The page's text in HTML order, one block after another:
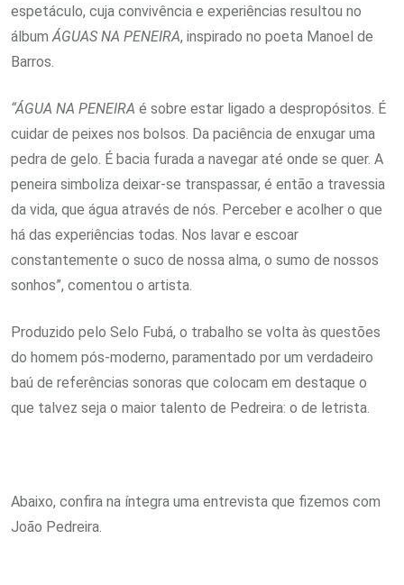
espetáculo, cuja convivência e experiências resultou no
álbum ÁGUAS NA PENEIRA, inspirado no poeta Manoel de
Barros.
“ÁGUA NA PENEIRA é sobre estar ligado a despropósitos. É
cuidar de peixes nos bolsos. Da paciência de enxugar uma
pedra de gelo. É bacia furada a navegar até onde se quer. A
peneira simboliza deixar-se transpassar, é então a travessia
da vida, que água através de nós. Perceber e acolher o que
há das experiências todas. Nos lavar e escoar
constantemente o suco de nossa alma, o sumo de nossos
sonhos”, comentou o artista.
Produzido pelo Selo Fubá, o trabalho se volta às questões
do homem pós-moderno, paramentado por um verdadeiro
baú de referências sonoras que colocam em destaque o
que talvez seja o maior talento de Pedreira: o de letrista.
Abaixo, confira na íntegra uma entrevista que fizemos com
João Pedreira.